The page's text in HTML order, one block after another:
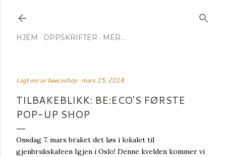
HJEM OPPSKRIFTER MER…
Lagt inn avbeecoshop mars 15, 2018
TILBAKEBLIKK: BE:ECO'S FØRSTE
POP-UP SHOP
Onsdag 7. mars braket det løs i lokalet til
gjenbrukskafeen Igjen i Oslo! Denne kvelden kommer vi